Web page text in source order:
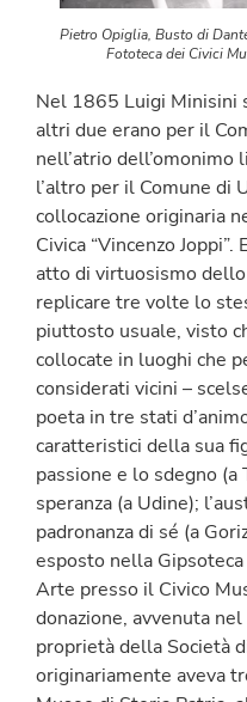
Pietro Opiglia, Busto di
Fototeca dei Civici
Nel 1865 Luigi Minisini
altri due erano per il
nell’atrio dell’omonimo
l’altro per il Comune di
collocazione originaria
Civica “Vincenzo
atto di virtuosismo
replicare tre volte lo
piuttosto usuale, visto
collocate in luoghi che
considerati vicini –
poeta in tre stati
caratteristici della sua
passione e lo sdegno
speranza (a Udine);
padronanza di sé (a
esposto nella
Arte presso il Civico
donazione, avvenuta
proprietà della Società
originariamente aveva